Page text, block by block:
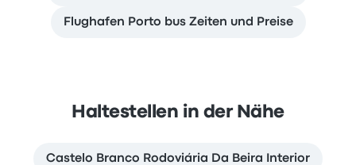
Flughafen Porto bus Zeiten und Preise
Haltestellen in der Nähe
Castelo Branco Rodoviária Da Beira Interior